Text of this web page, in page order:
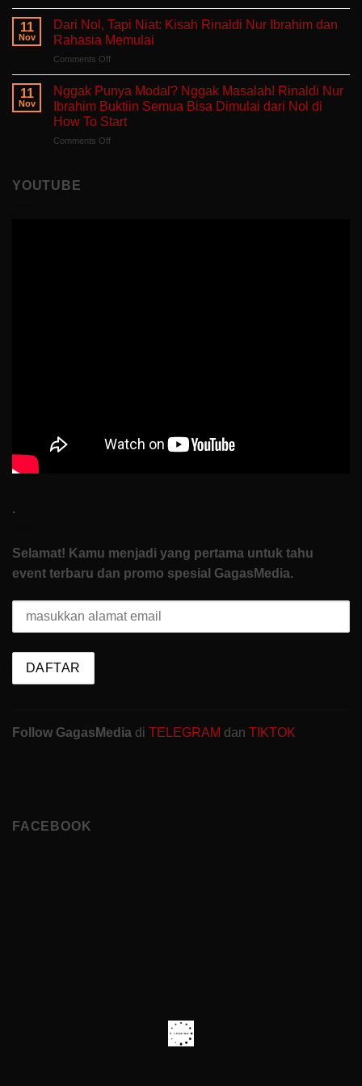
Sedang
Berjuang
Buku
Self-
Healing
ke
Diri
Sendiri
Tanpa
Takut
Salah:
Apa
yang
Ditemukan
Fitria
Saat
Mengajar
di
11
Nov
Dari Nol, Tapi Niat: Kisah Rinaldi Nur Ibrahim dan
Rahasia Memulai
Comments Offon
Tapi
Niat:
Kisah
Rinaldi
11
Nov
Nggak Punya Modal? Nggak Masalah! Rinaldi Nur
Ibrahim Buktiin Semua Bisa Dimulai dari Nol di
How To Start
Comments Offon
YOUTUBE
.
Selamat! Kamu menjadi yang pertama untuk tahu
event terbaru dan promo spesial GagasMedia.
Follow GagasMedia di TELEGRAM dan TIKTOK
FACEBOOK